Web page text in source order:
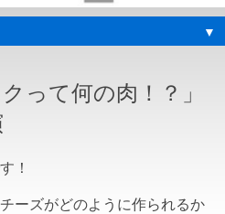
▼
って何の肉！？」
！
ーズがどのように作られるか